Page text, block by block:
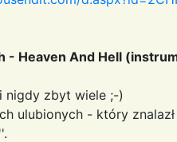
- Heaven And Hell
nigdy zbyt wiele ;-)
ulubionych - który